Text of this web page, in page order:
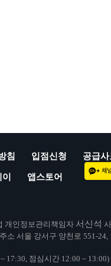
침 입점신청 공급
앱스토어
개인정보관리책임자 서신석
소 서울 강서구 양천로 551-
17:30, 점심시간 12:00 ~